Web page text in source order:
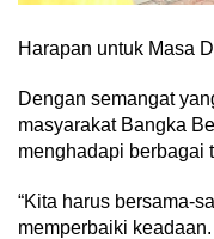
Harapan untuk Masa
Dengan semangat
masyarakat Bangka
menghadapi berbagai
“Kita harus bersama-
memperbaiki